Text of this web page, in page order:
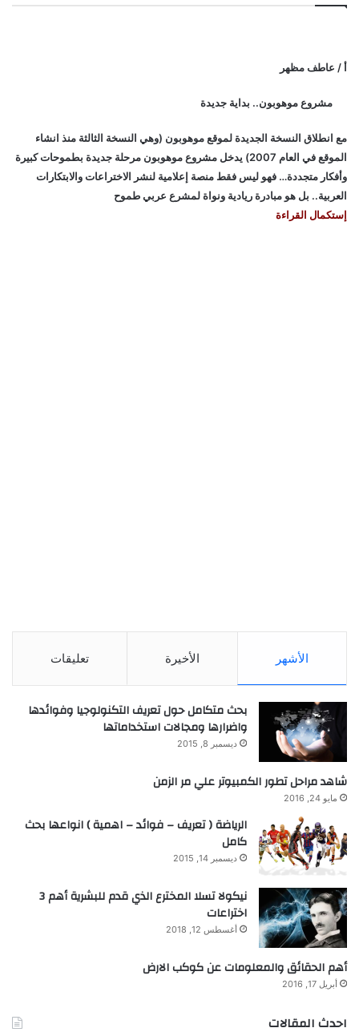
أ / عاطف مظهر
مشروع موهوبون.. بداية جديدة
مع انطلاق النسخة الجديدة لموقع موهوبون (وهي النسخة الثالثة منذ انشاء
الموقع في العام 2007) يدخل مشروع موهوبون مرحلة جديدة بطموحات كبيرة
وأفكار متجددة… فهو ليس فقط منصة إعلامية لنشر الاختراعات والابتكارات
العربية.. بل هو مبادرة ريادية ونواة لمشرع عربي طموح
إستكمال القراءة
الأشهر الأخيرة تعليقات
بحث متكامل حول تعريف التكنولوجيا وفوائدها
واضرارها ومجالات استخداماتها
ديسمبر 8, 2015
شاهد مراحل تطور الكمبيوتر علي مر الزمن
مايو 24, 2016
الرياضة ( تعريف – فوائد – اهمية ) انواعها بحث
كامل
ديسمبر 14, 2015
نيكولا تسلا المخترع الذي قدم للبشرية أهم 3
اختراعات
أغسطس 12, 2018
أهم الحقائق والمعلومات عن كوكب الارض
أبريل 17, 2016
احدث المقالات